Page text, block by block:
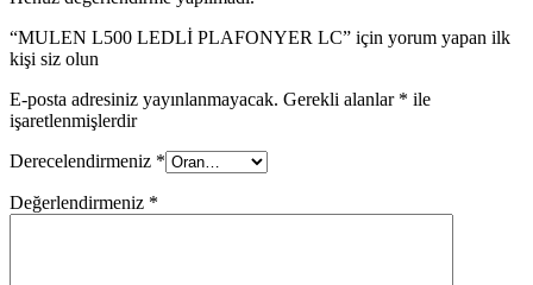
“MULEN L500 LEDLİ PLAFONYER LC” için yorum yapan ilk
kişi siz olun
E-posta adresiniz yayınlanmayacak. Gerekli alanlar * ile
işaretlenmişlerdir
Derecelendirmeniz *
Değerlendirmeniz *